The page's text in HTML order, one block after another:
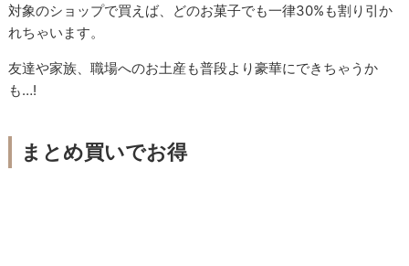
対象のショップで買えば、どのお菓子でも一律30%も割り引か
れちゃいます。
友達や家族、職場へのお土産も普段より豪華にできちゃうか
も…!
まとめ買いでお得